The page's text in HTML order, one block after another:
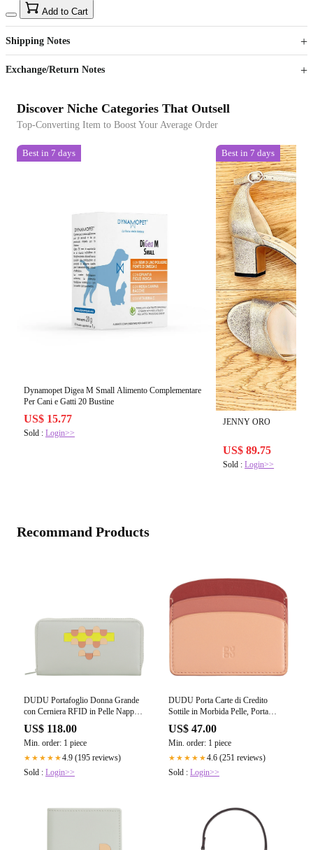
US$40
Sign up to your membership to get coupons up to
15%
Opportunity to enjoy order discount up to 15% off
Add to Cart
Shipping Notes
Exchange/Return Notes
Discover Niche Categories That Outsell
Top-Converting Item to Boost Your Average Order
Best in 7 days
Dynamopet Digea M Small Alimento Complementare
Per Cani e Gatti 20 Bustine
US$ 15.77
Sold : Login>>
Best in 7 days
JENNY ORO
US$ 89.75
Sold :Login>>
Recommand Products
DUDU Portafoglio Donna Grande
con Cerniera RFID in Pelle Nappa
Zip Around 14 Tasche Porta Carte
di credito e Portamonete
US$ 118.00
Min. order: 1 piece
★★★★★4.9 (195 reviews)
Sold : Login>>
DUDU Porta Carte di Credito
Sottile in Morbida Pelle, Porta
Tessere, Porta Documenti, Piatto da
Taschino, Design Slim, Colorato
US$ 47.00
Min. order: 1 piece
★★★★★4.6 (251 reviews)
Sold : Login>>